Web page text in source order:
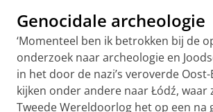
Genocidale archeologie
‘Momenteel ben ik betrokken bij de
onderzoek naar archeologie en
in het door de nazi’s veroverde
kijken onder andere naar Łódź, waar
Tweede Wereldoorlog het op een na